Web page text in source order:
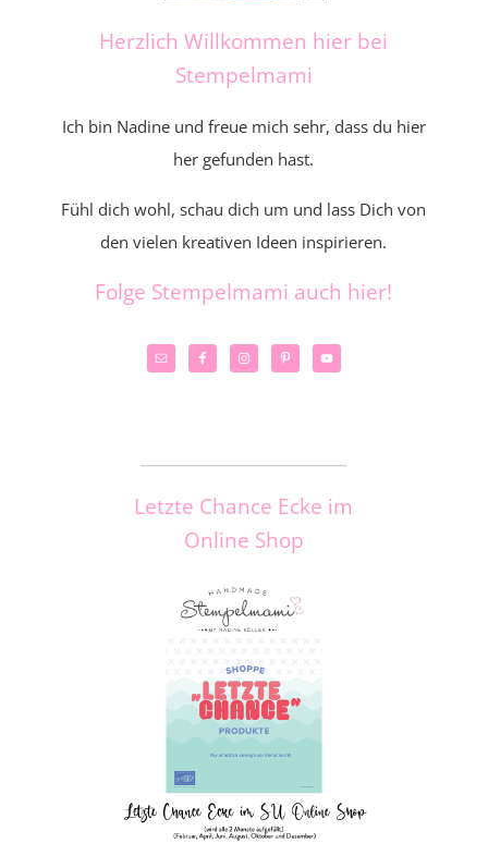
Herzlich Willkommen hier bei
Stempelmami
Ich bin Nadine und freue mich sehr, dass du hier
her gefunden hast.
Fühl dich wohl, schau dich um und lass Dich von
den vielen kreativen Ideen inspirieren.
Folge Stempelmami auch hier!
Letzte Chance Ecke im
Online Shop